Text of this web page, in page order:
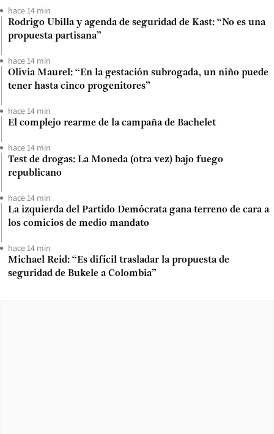
hace 14 min
Rodrigo Ubilla y agenda de seguridad de Kast: “No es una
propuesta partisana”
hace 14 min
Olivia Maurel: “En la gestación subrogada, un niño puede
tener hasta cinco progenitores”
hace 14 min
El complejo rearme de la campaña de Bachelet
hace 14 min
Test de drogas: La Moneda (otra vez) bajo fuego
republicano
hace 14 min
La izquierda del Partido Demócrata gana terreno de cara a
los comicios de medio mandato
hace 14 min
Michael Reid: “Es difícil trasladar la propuesta de
seguridad de Bukele a Colombia”